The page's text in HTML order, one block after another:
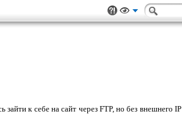
к себе на сайт через FTP, но без внешнего IP